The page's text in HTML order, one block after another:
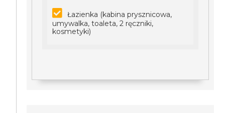
Łazienka (kabina prysznicowa,
umywalka, toaleta, 2 ręczniki,
kosmetyki)